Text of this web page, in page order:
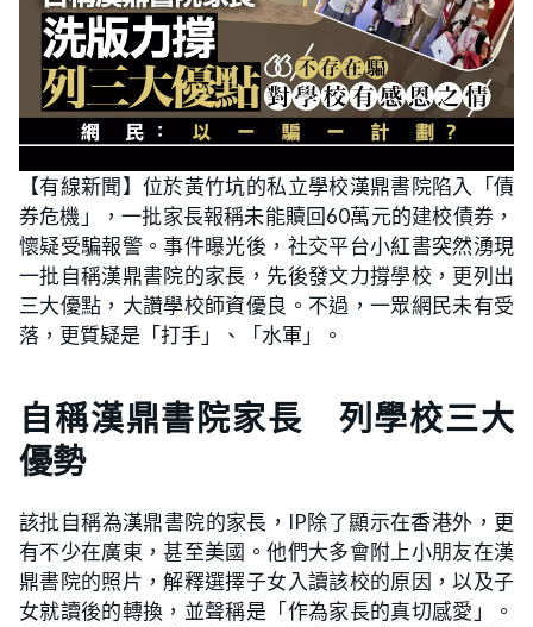
【有線新聞】位於黃竹坑的私立學校漢鼎書院陷入「債
券危機」，一批家長報稱未能贖回60萬元的建校債券，
懷疑受騙報警。事件曝光後，社交平台小紅書突然湧現
一批自稱漢鼎書院的家長，先後發文力撐學校，更列出
三大優點，大讚學校師資優良。不過，一眾網民未有受
落，更質疑是「打手」、「水軍」。
自稱漢鼎書院家長 列學校三大
優勢
該批自稱為漢鼎書院的家長，IP除了顯示在香港外，更
有不少在廣東，甚至美國。他們大多會附上小朋友在漢
鼎書院的照片，解釋選擇子女入讀該校的原因，以及子
女就讀後的轉換，並聲稱是「作為家長的真切感愛」。